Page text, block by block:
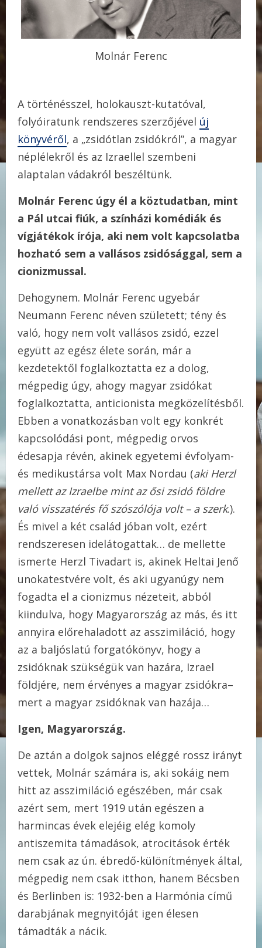
Molnár Ferenc
A történésszel, holokauszt-kutatóval,
folyóiratunk rendszeres szerzőjével új
könyvéről, a „zsidótlan zsidókról”, a magyar
néplélekről és az Izraellel szembeni
alaptalan vádakról beszéltünk.
Molnár Ferenc úgy él a köztudatban, mint
a Pál utcai fiúk, a színházi komédiák és
vígjátékok írója, aki nem volt kapcsolatba
hozható sem a vallásos zsidósággal, sem a
cionizmussal.
Dehogynem. Molnár Ferenc ugyebár
Neumann Ferenc néven született; tény és
való, hogy nem volt vallásos zsidó, ezzel
együtt az egész élete során, már a
kezdetektől foglalkoztatta ez a dolog,
mégpedig úgy, ahogy magyar zsidókat
foglalkoztatta, anticionista megközelítésből.
Ebben a vonatkozásban volt egy konkrét
kapcsolódási pont, mégpedig orvos
édesapja révén, akinek egyetemi évfolyam-
és medikustársa volt Max Nordau (aki Herzl
mellett az Izraelbe mint az ősi zsidó földre
való visszatérés fő szószólója volt – a szerk.).
És mivel a két család jóban volt, ezért
rendszeresen idelátogattak… de mellette
ismerte Herzl Tivadart is, akinek Heltai Jenő
unokatestvére volt, és aki ugyanúgy nem
fogadta el a cionizmus nézeteit, abból
kiindulva, hogy Magyarország az más, és itt
annyira előrehaladott az asszimiláció, hogy
az a baljóslatú forgatókönyv, hogy a
zsidóknak szükségük van hazára, Izrael
földjére, nem érvényes a magyar zsidókra–
mert a magyar zsidóknak van hazája…
Igen, Magyarország.
De aztán a dolgok sajnos eléggé rossz irányt
vettek, Molnár számára is, aki sokáig nem
hitt az asszimiláció egészében, már csak
azért sem, mert 1919 után egészen a
harmincas évek elejéig elég komoly
antiszemita támadások, atrocitások érték
nem csak az ún. ébredő-különítmények által,
mégpedig nem csak itthon, hanem Bécsben
és Berlinben is: 1932-ben a Harmónia című
darabjának megnyitóját igen élesen
támadták a nácik.